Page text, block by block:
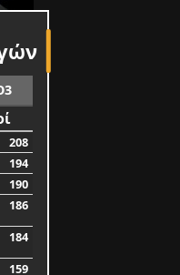
208
194
190
186
184
159